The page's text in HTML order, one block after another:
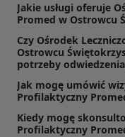
Jakie usługi oferuje
Promed w Ostrowcu
Czy Ośrodek
Ostrowcu
potrzeby
Jak mogę umówić
Profilaktyczny
Kiedy mogę
Profilaktyczny